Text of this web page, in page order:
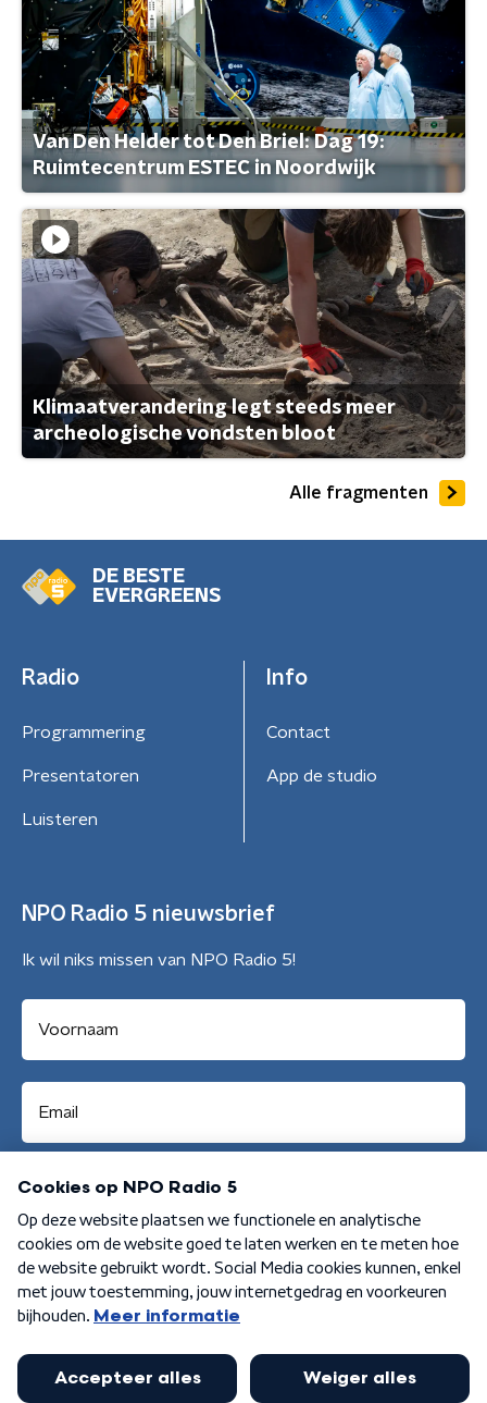
Van Den Helder tot Den Briel: Dag 19:
Ruimtecentrum ESTEC in Noordwijk
Klimaatverandering legt steeds meer
archeologische vondsten bloot
Alle fragmenten
DE BESTE
EVERGREENS
Radio
Programmering
Presentatoren
Luisteren
Info
Contact
App de studio
NPO Radio 5 nieuwsbrief
Ik wil niks missen van NPO Radio 5!
Aanmelden
Algemene voorwaarden Privacybeleid